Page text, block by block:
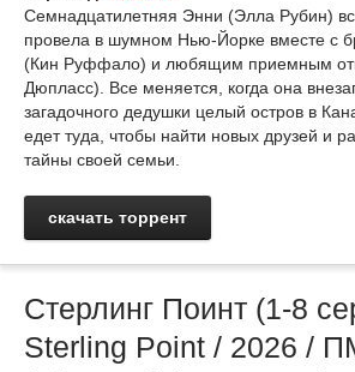
Семнадцатилетняя Энни (Элла Рубин)
провела в шумном Нью-Йорке вместе с
(Кин Руффало) и любящим приемным
Дюпласс). Все меняется, когда она
загадочного дедушки целый остров в
едет туда, чтобы найти новых друзей и
тайны своей семьи.
скачать торрент
Стерлинг Поинт (1-8
Sterling Point / 2026 /